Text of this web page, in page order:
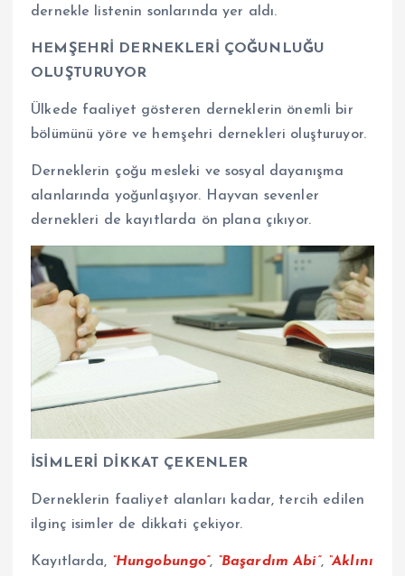
dernekle listenin sonlarında yer aldı.
HEMŞEHRİ DERNEKLERİ ÇOĞUNLUĞU
OLUŞTURUYOR
Ülkede faaliyet gösteren derneklerin önemli bir
bölümünü yöre ve hemşehri dernekleri oluşturuyor.
Derneklerin çoğu mesleki ve sosyal dayanışma
alanlarında yoğunlaşıyor. Hayvan sevenler
dernekleri de kayıtlarda ön plana çıkıyor.
İSİMLERİ DİKKAT ÇEKENLER
Derneklerin faaliyet alanları kadar, tercih edilen
ilginç isimler de dikkati çekiyor.
Kayıtlarda, “Hungobungo”, “Başardım Abi”, “Aklını